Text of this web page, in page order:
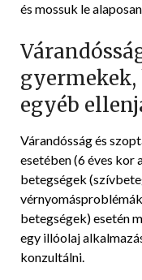
és mossuk le
gyermekek,
egyéb
Várandósság és
esetében (6 éves
betegségek
betegségek) esetén
egy illóolaj
konzultálni.